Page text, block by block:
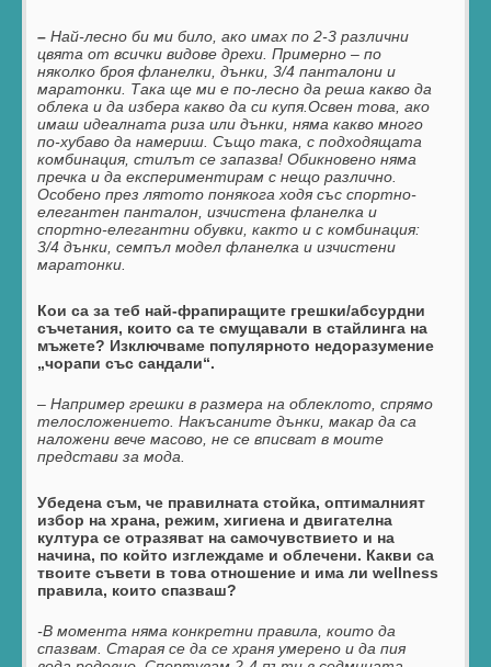
–Най-лесно би ми било, ако имах по 2-3 различни
цвята от всички видове дрехи. Примерно – по
няколко броя фланелки, дънки, 3/4 панталони и
маратонки. Така ще ми е по-лесно да реша какво да
облека и да избера какво да си купя.Освен това, ако
имаш идеалната риза или дънки, няма какво много
по-хубаво да намериш. Също така, с подходящата
комбинация, стилът се запазва! Обикновено няма
пречка и да експериментирам с нещо различно.
Особено през лятото понякога ходя със спортно-
елегантен панталон, изчистена фланелка и
спортно-елегантни обувки, както и с комбинация:
3/4 дънки, семпъл модел фланелка и изчистени
маратонки.
Кои са за теб най-фрапиращите грешки/абсурдни
съчетания, които са те смущавали в стайлинга на
мъжете? Изключваме популярното недоразумение
„чорапи със сандали“.
– Например грешки в размера на облеклото, спрямо
телосложението. Накъсаните дънки, макар да са
наложени вече масово, не се вписват в моите
представи за мода.
Убедена съм, че правилната стойка, оптималният
избор на храна, режим, хигиена и двигателна
култура се отразяват на самочувствието и на
начина, по който изглеждаме и облечени. Какви са
твоите съвети в това отношение и има лиwellness
правила, които спазваш?
-В момента няма конкретни правила, които да
спазвам. Старая се да се храня умерено и да пия